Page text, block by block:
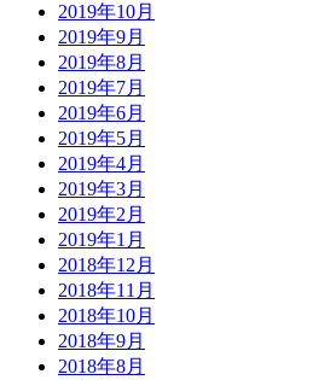
2019年10月
2019年9月
2019年8月
2019年7月
2019年6月
2019年5月
2019年4月
2019年3月
2019年2月
2019年1月
2018年12月
2018年11月
2018年10月
2018年9月
2018年8月